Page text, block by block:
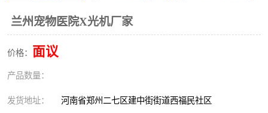
兰州宠物医院X光机厂家
价格： 面议
产品数量：
发货地址： 河南省郑州二七区建中街街道西福民社区